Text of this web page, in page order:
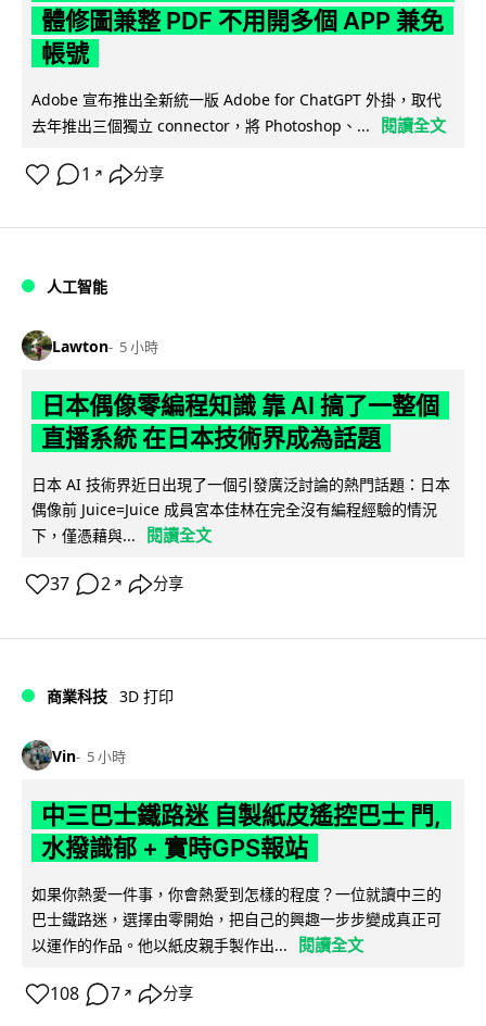
體修圖兼整 PDF 不用開多個 APP 兼免
帳號
Adobe 宣布推出全新統一版 Adobe for ChatGPT 外掛，取代
去年推出三個獨立 connector，將 Photoshop、...
閱讀全文
1 ↗ 分享
人工智能
Lawton 5 小時
日本偶像零編程知識 靠 AI 搞了一整個
直播系統 在日本技術界成為話題
日本 AI 技術界近日出現了一個引發廣泛討論的熱門話題：日本
偶像前 Juice=Juice 成員宮本佳林在完全沒有編程經驗的情況
下，僅憑藉與...
閱讀全文
37 2 ↗ 分享
商業科技 3D 打印
Vin 5 小時
中三巴士鐵路迷 自製紙皮遙控巴士 門,
水撥識郁 + 實時GPS報站
如果你熱愛一件事，你會熱愛到怎樣的程度？一位就讀中三的
巴士鐵路迷，選擇由零開始，把自己的興趣一步步變成真正可
以運作的作品。他以紙皮親手製作出...
閱讀全文
108 7 ↗ 分享